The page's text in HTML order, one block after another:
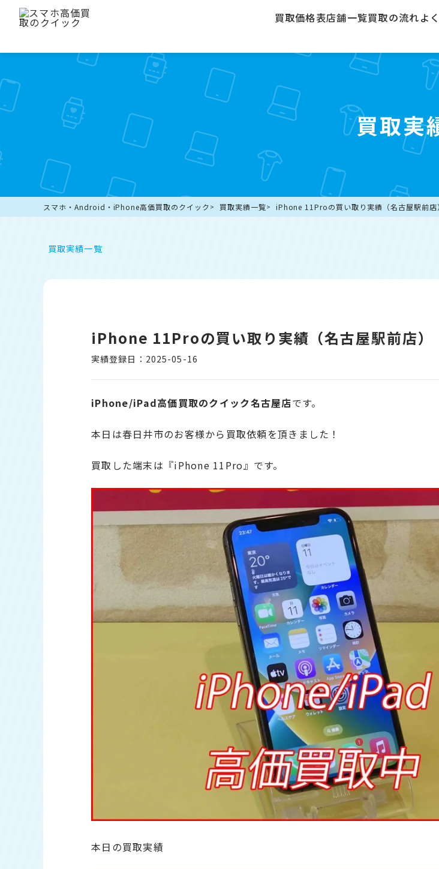
買取価格表店舗一覧買取の流れよ
買取実
スマホ・Android・iPhone高価買取のクイック 買取実績一覧 iPhone 11Proの買い取り実績（名古屋駅前店
買取実績一覧
iPhone 11Proの買い取り実績（名古屋駅前店）
実績登録日：2025-05-16
iPhone/iPad高価買取のクイック名古屋店です。
本日は春日井市のお客様から買取依頼を頂きました！
買取した端末は『iPhone 11Pro』です。
本日の買取実績